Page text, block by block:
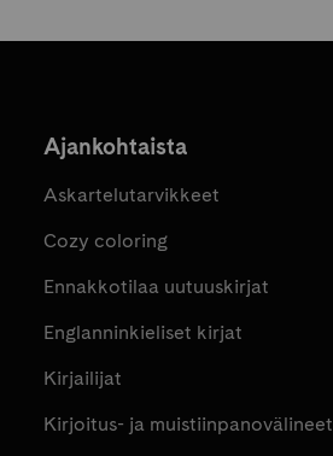
Ajankohtaista
Askartelutarvikkeet
Cozy coloring
Ennakkotilaa uutuuskirjat
Englanninkieliset kirjat
Kirjailijat
Kirjoitus- ja muistiinpanovälineet